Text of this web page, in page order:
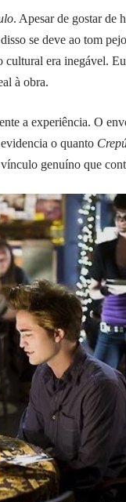
. Apesar de gostar de
se deve ao tom
era inegável.
à obra.
a experiência. O
o quanto
genuíno que